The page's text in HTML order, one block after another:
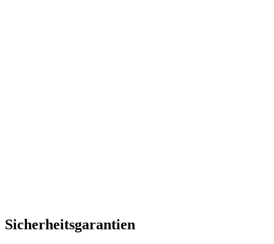
Sicherheitsgarantien